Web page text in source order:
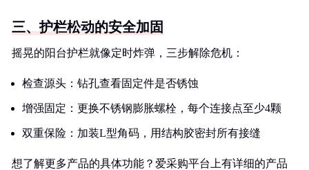
三、护栏松动的安全加固
摇晃的阳台护栏就像定时炸弹，三步解除危机：
检查源头：钻孔查看固定件是否锈蚀
增强固定：更换不锈钢膨胀螺栓，每个连接点至少4颗
双重保险：加装L型角码，用结构胶密封所有接缝
想了解更多产品的具体功能？爱采购平台上有详细的产品